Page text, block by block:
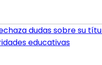
dudas sobre su
educativas